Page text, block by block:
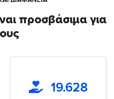
προσβάσιμα για
19.628